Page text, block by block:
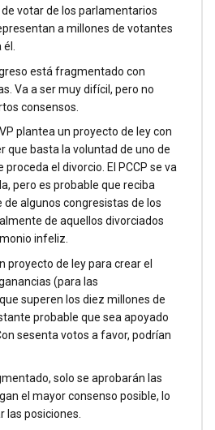
votar de los parlamentarios
a millones de votantes
está fragmentado con
Va a ser muy difícil, pero no
consensos.
plantea un proyecto de ley con
que basta la voluntad de uno de
proceda el divorcio. El PCCP se va
pero es probable que reciba
algunos congresistas de los
de aquellos divorciados
infeliz.
proyecto de ley para crear el
(para las
superen los diez millones de
probable que sea apoyado
sesenta votos a favor, podrían
solo se aprobarán las
el mayor consenso posible, lo
las posiciones.